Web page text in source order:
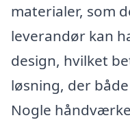
materialer, som
leverandør kan
design, hvilket
løsning, der
Nogle